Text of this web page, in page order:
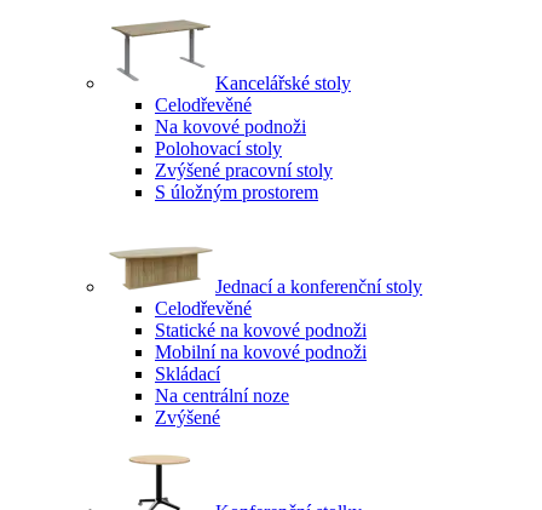
Kancelářské stoly
Celodřevěné
Na kovové podnoži
Polohovací stoly
Zvýšené pracovní stoly
S úložným prostorem
Jednací a konferenční stoly
Celodřevěné
Statické na kovové podnoži
Mobilní na kovové podnoži
Skládací
Na centrální noze
Zvýšené